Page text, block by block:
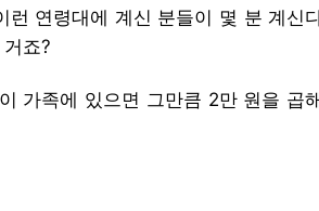
연령대에 계신 분들이 몇 분 계신
죠?
가족에 있으면 그만큼 2만 원을 곱